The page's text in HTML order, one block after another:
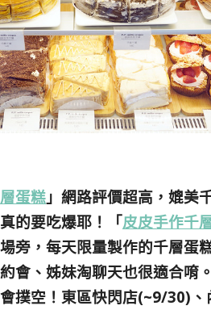
蛋糕 」網路評價超高，媲美
的要吃爆耶！「皮皮手作千
旁，每天限量製作的千層蛋
會、姊妹淘聊天也很適合唷
撲空！東區快閃店(~9/30)